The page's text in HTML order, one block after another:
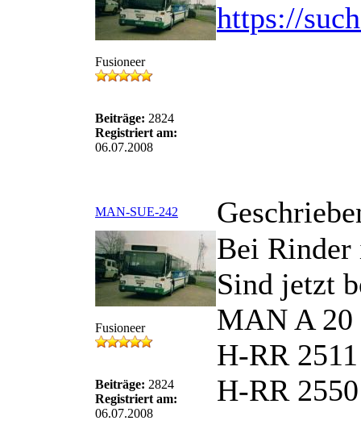
Fusioneer
Beiträge: 2824
Registriert am:
06.07.2008
https://
MAN-SUE-242
Fusioneer
Beiträge: 2824
Registriert am:
06.07.2008
Bei Rinder
Sind jetzt
MAN A
H-RR
H-RR